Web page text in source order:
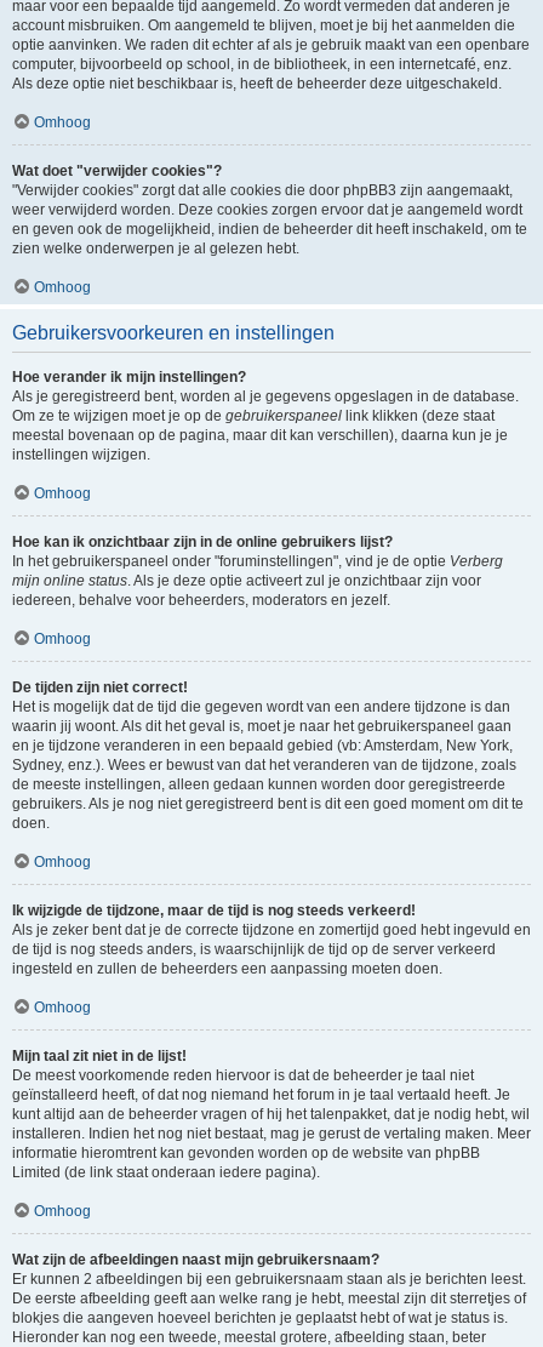
maar voor een bepaalde tijd aangemeld. Zo wordt vermeden dat anderen je
account misbruiken. Om aangemeld te blijven, moet je bij het aanmelden die
optie aanvinken. We raden dit echter af als je gebruik maakt van een openbare
computer, bijvoorbeeld op school, in de bibliotheek, in een internetcafé, enz.
Als deze optie niet beschikbaar is, heeft de beheerder deze uitgeschakeld.
Omhoog
Wat doet "verwijder cookies"?
"Verwijder cookies" zorgt dat alle cookies die door phpBB3 zijn aangemaakt,
weer verwijderd worden. Deze cookies zorgen ervoor dat je aangemeld wordt
en geven ook de mogelijkheid, indien de beheerder dit heeft inschakeld, om te
zien welke onderwerpen je al gelezen hebt.
Omhoog
Gebruikersvoorkeuren en instellingen
Hoe verander ik mijn instellingen?
Als je geregistreerd bent, worden al je gegevens opgeslagen in de database.
Om ze te wijzigen moet je op de gebruikerspaneel link klikken (deze staat
meestal bovenaan op de pagina, maar dit kan verschillen), daarna kun je je
instellingen wijzigen.
Omhoog
Hoe kan ik onzichtbaar zijn in de online gebruikers lijst?
In het gebruikerspaneel onder "foruminstellingen", vind je de optie Verberg
mijn online status. Als je deze optie activeert zul je onzichtbaar zijn voor
iedereen, behalve voor beheerders, moderators en jezelf.
Omhoog
De tijden zijn niet correct!
Het is mogelijk dat de tijd die gegeven wordt van een andere tijdzone is dan
waarin jij woont. Als dit het geval is, moet je naar het gebruikerspaneel gaan
en je tijdzone veranderen in een bepaald gebied (vb: Amsterdam, New York,
Sydney, enz.). Wees er bewust van dat het veranderen van de tijdzone, zoals
de meeste instellingen, alleen gedaan kunnen worden door geregistreerde
gebruikers. Als je nog niet geregistreerd bent is dit een goed moment om dit te
doen.
Omhoog
Ik wijzigde de tijdzone, maar de tijd is nog steeds verkeerd!
Als je zeker bent dat je de correcte tijdzone en zomertijd goed hebt ingevuld en
de tijd is nog steeds anders, is waarschijnlijk de tijd op de server verkeerd
ingesteld en zullen de beheerders een aanpassing moeten doen.
Omhoog
Mijn taal zit niet in de lijst!
De meest voorkomende reden hiervoor is dat de beheerder je taal niet
geïnstalleerd heeft, of dat nog niemand het forum in je taal vertaald heeft. Je
kunt altijd aan de beheerder vragen of hij het talenpakket, dat je nodig hebt, wil
installeren. Indien het nog niet bestaat, mag je gerust de vertaling maken. Meer
informatie hieromtrent kan gevonden worden op de website van phpBB
Limited (de link staat onderaan iedere pagina).
Omhoog
Wat zijn de afbeeldingen naast mijn gebruikersnaam?
Er kunnen 2 afbeeldingen bij een gebruikersnaam staan als je berichten leest.
De eerste afbeelding geeft aan welke rang je hebt, meestal zijn dit sterretjes of
blokjes die aangeven hoeveel berichten je geplaatst hebt of wat je status is.
Hieronder kan nog een tweede, meestal grotere, afbeelding staan, beter